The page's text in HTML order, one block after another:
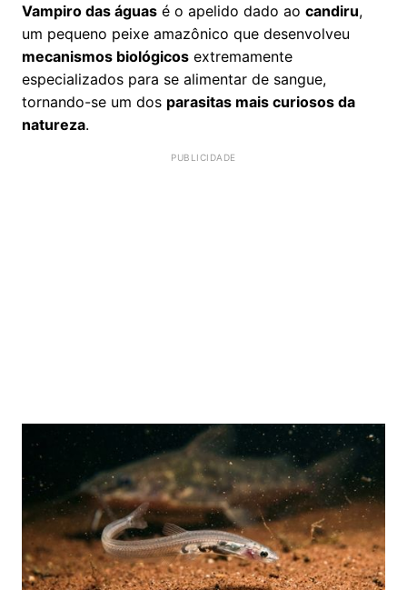
Vampiro das águas é o apelido dado ao candiru,
um pequeno peixe amazônico que desenvolveu
mecanismos biológicos extremamente
especializados para se alimentar de sangue,
tornando-se um dos parasitas mais curiosos da
natureza.